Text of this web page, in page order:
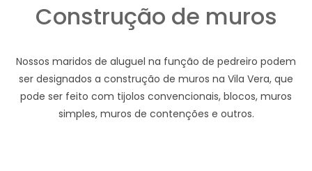
Construção de muros
Nossos maridos de aluguel na função de pedreiro podem
ser designados a construção de muros na Vila Vera, que
pode ser feito com tijolos convencionais, blocos, muros
simples, muros de contenções e outros.